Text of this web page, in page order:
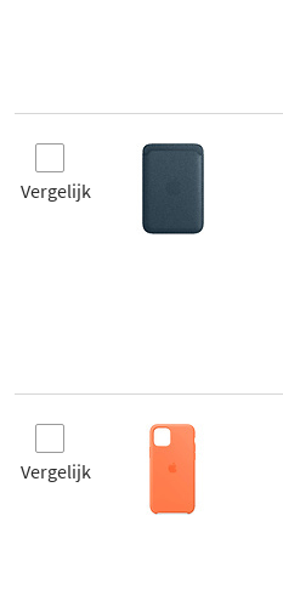
Vergelijk
Vergelijk